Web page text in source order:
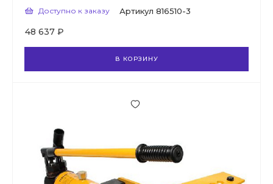
Доступно к заказу Артикул 816510-3
48 637 ₽
В КОРЗИНУ